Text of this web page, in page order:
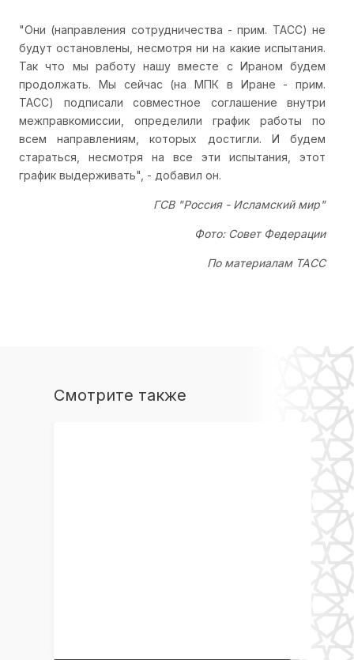
"Они (направления сотрудничества - прим. ТАСС) не
будут остановлены, несмотря ни на какие испытания.
Так что мы работу нашу вместе с Ираном будем
продолжать. Мы сейчас (на МПК в Иране - прим.
ТАСС) подписали совместное соглашение внутри
межправкомиссии, определили график работы по
всем направлениям, которых достигли. И будем
стараться, несмотря на все эти испытания, этот
график выдерживать", - добавил он.
ГСВ "Россия - Исламский мир"
Фото: Совет Федерации
По материалам ТАСС
Смотрите также